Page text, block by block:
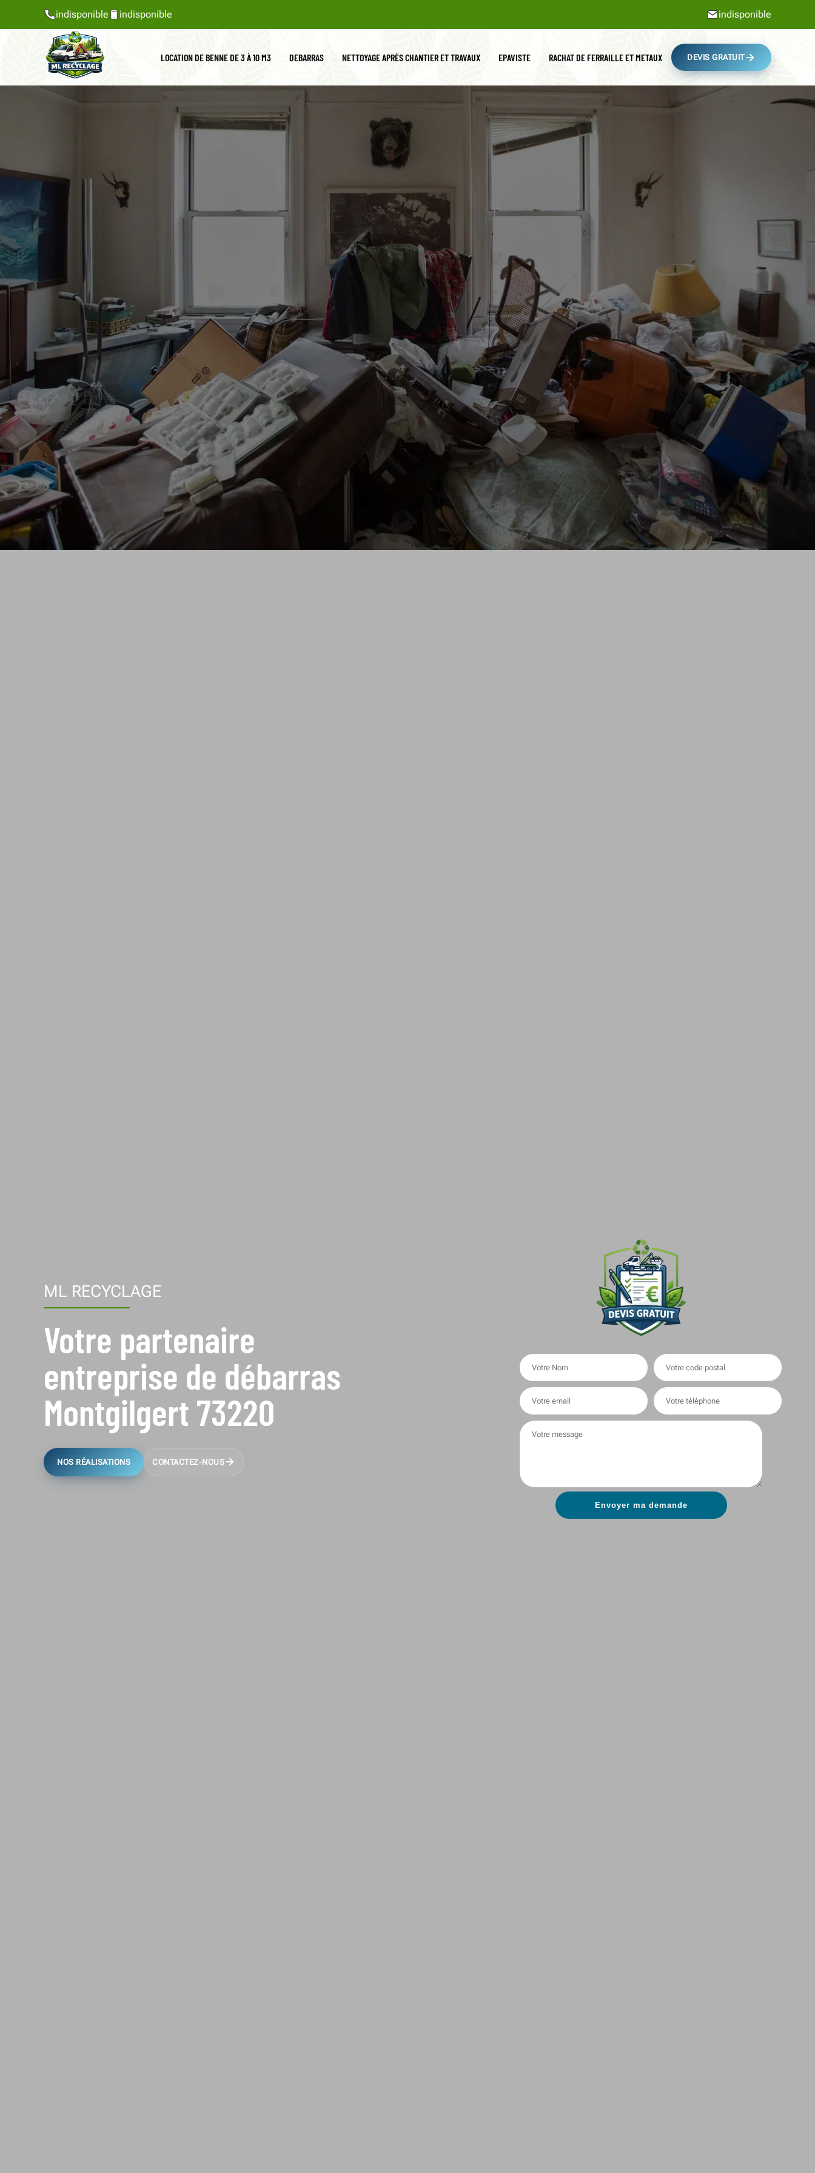
indisponible indisponible indisponible
LOCATION DE BENNE DE 3 À 10 M3 DEBARRAS NETTOYAGE APRÈS CHANTIER ET TRAVAUX EPAVISTE RACHAT DE FERRAILLE ET METAUX DEVIS GRATUIT
ML RECYCLAGE
Votre partenaire
entreprise de débarras
Montgilgert 73220
NOS RÉALISATIONS CONTACTEZ-NOUS